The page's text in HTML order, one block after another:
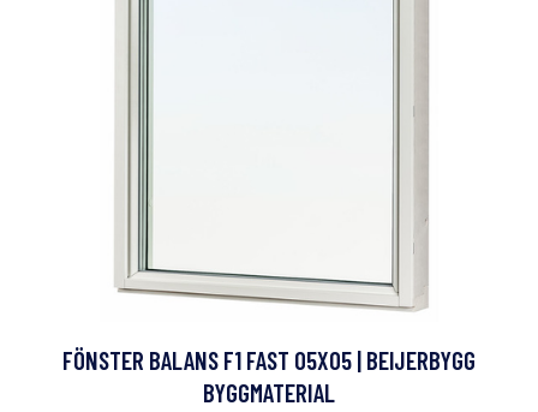
FÖNSTER BALANS F1 FAST 05X05 | BEIJERBYGG
BYGGMATERIAL